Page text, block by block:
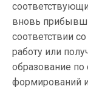
вновь
соответствии
работу или
образование по
формирований